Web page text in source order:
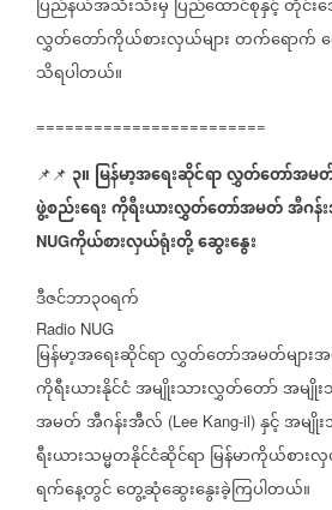
ပြည်နယ်အသီးသီးမှ ပြည်ထောင်စုနှင့်တိုင်းဒ
လွှတ်တော်ကိုယ်စားလှယ်များတက်ရောက်
သိရပါတယ်။
========================
📌📌 ၃။ မြန်မာ့အရေးဆိုင်ရာလွှတ်တော်အမတ်
ဖွဲ့စည်းရေးကိုရီးယားလွှတ်တော်အမတ်အီဂန်
NUGကိုယ်စားလှယ်ရုံးတို့ဆွေးနွေး
ဒီဇင်ဘာ၃၀ရက်
Radio NUG
မြန်မာ့အရေးဆိုင်ရာလွှတ်တော်အမတ်များ
ကိုရီးယားနိုင်ငံအမျိုးသားလွှတ်တော်အမျို
အမတ်အီဂန်းအီလ် (Lee Kang-il) နှင့်အမျို
ရီးယားသမ္မတနိုင်ငံဆိုင်ရာမြန်မာကိုယ်စာ
ရက်နေ့တွင်တွေ့ဆုံဆွေးနွေးခဲ့ကြပါတယ်။